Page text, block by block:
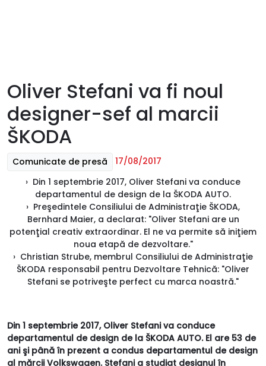
Oliver Stefani va fi noul
designer-sef al marcii
ŠKODA
Comunicate de presă
17/08/2017
› Din 1 septembrie 2017, Oliver Stefani va conduce
departamentul de design de la ŠKODA AUTO.
› Preşedintele Consiliului de Administraţie ŠKODA,
Bernhard Maier, a declarat: "Oliver Stefani are un
potenţial creativ extraordinar. El ne va permite să iniţiem
noua etapă de dezvoltare."
› Christian Strube, membrul Consiliului de Administraţie
ŠKODA responsabil pentru Dezvoltare Tehnică: "Oliver
Stefani se potriveşte perfect cu marca noastră."
Din 1 septembrie 2017, Oliver Stefani va conduce
departamentul de design de la ŠKODA AUTO. El are 53 de
ani şi până în prezent a condus departamentul de design
al mărcii Volkswagen. Stefani a studiat designul în